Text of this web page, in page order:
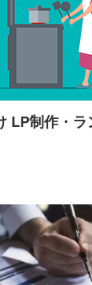
LP制作・